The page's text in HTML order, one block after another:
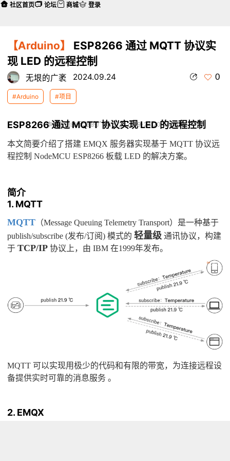
【Arduino】
ESP8266 通过 MQTT 协议实
现 LED 的远程控制
无垠的广袤 2024.09.24 0
#Arduino #项目
本帖最后由 无垠的广袤 于 2024-9-24 20:44 编辑
ESP8266 通过 MQTT 协议实现 LED 的远程控制
本文简要介绍了搭建 EMQX 服务器实现基于 MQTT 协议远
程控制 NodeMCU ESP8266 板载 LED 的解决方案。
简介
1. MQTT
MQTT （Message Queuing Telemetry Transport）是一种基于
publish/subscribe (发布/订阅) 模式的轻量级 通讯协议，构建
于TCP/IP 协议上，由 IBM 在1999年发布。
MQTT 可以实现用极少的代码和有限的带宽，为连接远程设
备提供实时可靠的消息服务 。
2. EMQX
社区首页 论坛 商城 登录